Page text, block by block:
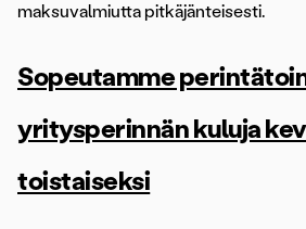
maksuvalmiutta pitkäjänteisesti.
Sopeutamme
yritysperinnän kuluja
toistaiseksi